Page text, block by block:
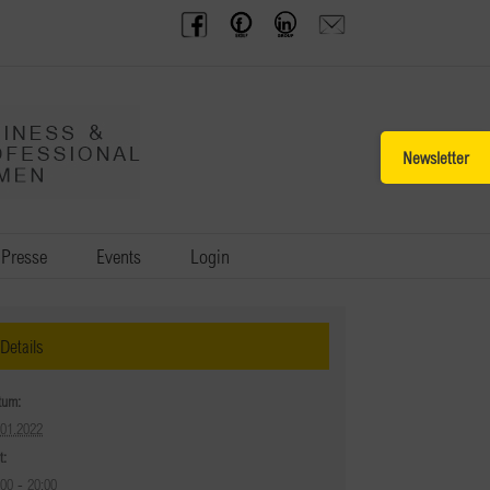
BPW
Austria
Offenes
Frauennetzwerk
BPW
Gruppe
Anfrage
schicken
Presse Events Login
Details
- 20:00
Sliding